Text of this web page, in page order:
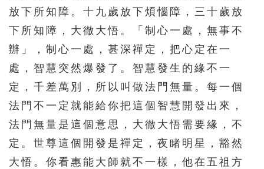
放下所知障。十九歲放下煩惱障，三十歲放
下所知障，大徹大悟。「制心一處，無事不
辦」，制心一處，甚深禪定，把心定在一
處，智慧突然爆發了。智慧發生的緣不一
定，千差萬別，所以叫做法門無量。每一個
法門不一定就能給你把這個智慧開發出來，
法門無量是這個意思，大徹大悟需要緣，不
定。世尊這個開發是禪定，夜睹明星，豁然
大悟。你看惠能大師就不一樣，他在五祖方